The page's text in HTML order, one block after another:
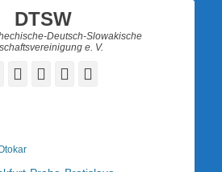
DTSW
Deutsch-Slowakische
e. V.
Facebook
TwitterLinkedInYouTube